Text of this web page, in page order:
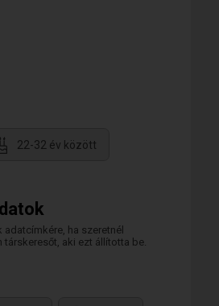
22-32 év között
adatcímkére, ha szeretnél
társkeresőt, aki ezt állította be.